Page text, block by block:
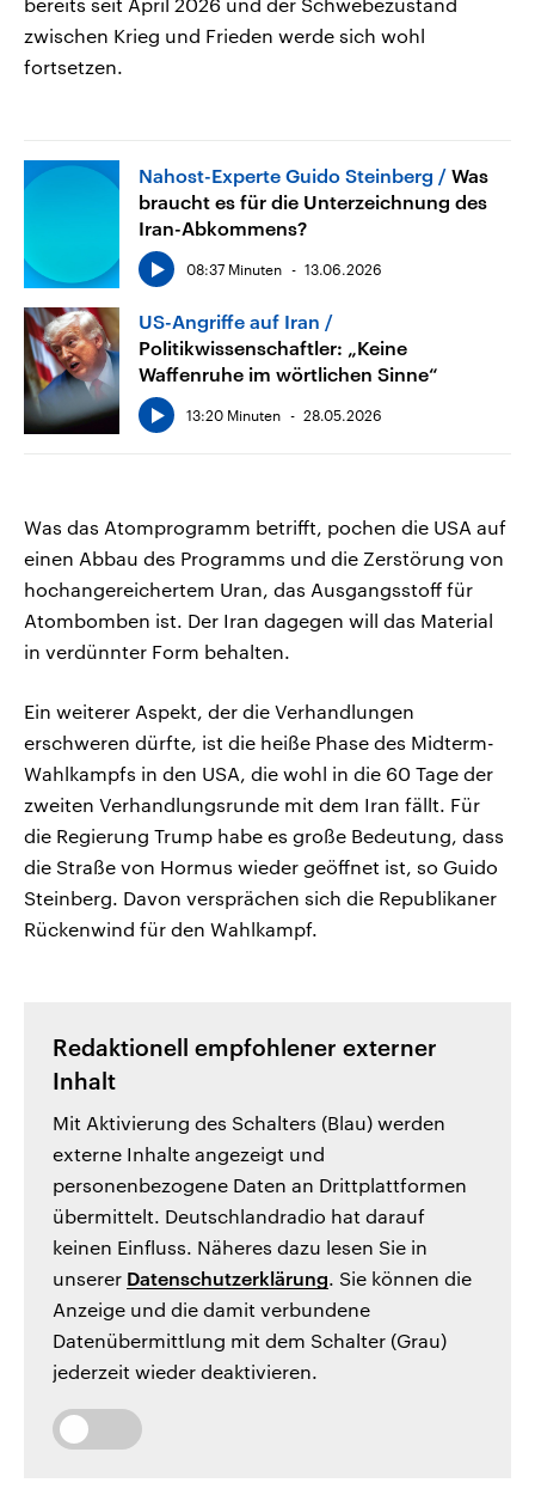
bereits seit April 2026 und der Schwebezustand
zwischen Krieg und Frieden werde sich wohl
fortsetzen.
Nahost-Experte Guido Steinberg
Was
braucht es für die Unterzeichnung des
Iran-Abkommens?
08:37 Minuten 13.06.2026
US-Angriffe auf Iran
Politikwissenschaftler: „Keine
Waffenruhe im wörtlichen Sinne“
13:20 Minuten 28.05.2026
Was das Atomprogramm betrifft, pochen die USA auf
einen Abbau des Programms und die Zerstörung von
hochangereichertem Uran, das Ausgangsstoff für
Atombomben ist. Der Iran dagegen will das Material
in verdünnter Form behalten.
Ein weiterer Aspekt, der die Verhandlungen
erschweren dürfte, ist die heiße Phase des Midterm-
Wahlkampfs in den USA, die wohl in die 60 Tage der
zweiten Verhandlungsrunde mit dem Iran fällt. Für
die Regierung Trump habe es große Bedeutung, dass
die Straße von Hormus wieder geöffnet ist, so Guido
Steinberg. Davon versprächen sich die Republikaner
Rückenwind für den Wahlkampf.
Redaktionell empfohlener externer
Inhalt
Mit Aktivierung des Schalters (Blau) werden
externe Inhalte angezeigt und
personenbezogene Daten an Drittplattformen
übermittelt. Deutschlandradio hat darauf
keinen Einfluss. Näheres dazu lesen Sie in
unserer Datenschutzerklärung. Sie können die
Anzeige und die damit verbundene
Datenübermittlung mit dem Schalter (Grau)
jederzeit wieder deaktivieren.